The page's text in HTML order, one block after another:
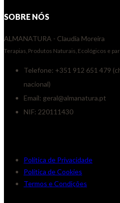
SOBRE NÓS
ALMANATURA - Claudia Moreira
Terapias, Produtos Naturais, Ecológicos e
Telefone: +351 912 651 479
nacional)
Email: geral@almanatura.pt
NIF: 220111430
Política de Privacidade
Política de Cookies
Termos e Condições